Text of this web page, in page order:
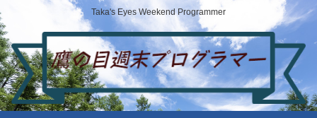
Taka's Eyes Weekend Programmer